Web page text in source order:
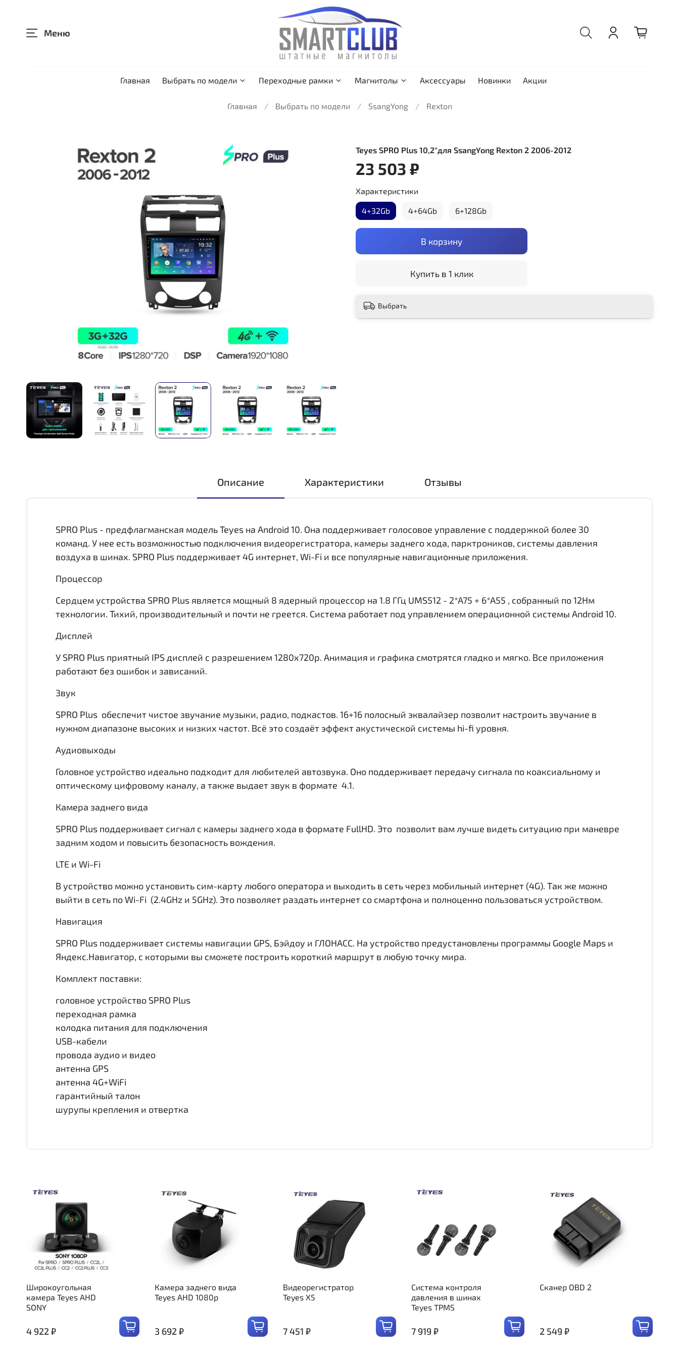
Меню
Главная Выбрать по модели Переходные рамки Магнитолы Аксессуары Новинки Акции
Главная Выбрать по модели SsangYong Rexton
Teyes SPRO Plus 10,2"для SsangYong Rexton 2 2006-2012
23 503 ₽
В корзину
Купить в 1 клик
Характеристики
4+32Gb 4+64Gb 6+128Gb
Выбрать
Описание Характеристики Отзывы
SPRO Plus - предфлагманская модель Teyes на Android 10. Она поддерживает голосовое управление с поддержкой более 30
команд. У нее есть возможностью подключения видеорегистратора, камеры заднего хода, парктроников, системы давления
воздуха в шинах. SPRO Plus поддерживает 4G интернет, Wi-Fi и все популярные навигационные приложения.
Процессор
Сердцем устройства SPRO Plus является мощный 8 ядерный процессор на 1.8 ГГц UMS512 - 2*A75 + 6*A55 , собранный по 12Нм
технологии. Тихий, производительный и почти не греется. Система работает под управлением операционной системы Android 10.
Дисплей
У SPRO Plus приятный IPS дисплей c разрешением 1280x720р. Анимация и графика смотрятся гладко и мягко. Все приложения
работают без ошибок и зависаний.
Звук
SPRO Plus обеспечит чистое звучание музыки, радио, подкастов. 16+16 полосный эквалайзер позволит настроить звучание в
нужном диапазоне высоких и низких частот. Всё это создаёт эффект акустической системы hi-fi уровня.
Аудиовыходы
Головное устройство идеально подходит для любителей автозвука. Оно поддерживает передачу сигнала по коаксиальному и
оптическому цифровому каналу, а также выдает звук в формате 4.1.
Камера заднего вида
SPRO Plus поддерживает сигнал с камеры заднего хода в формате FullHD. Это позволит вам лучше видеть ситуацию при маневре
задним ходом и повысить безопасность вождения.
LTE и Wi-Fi
В устройство можно установить сим-карту любого оператора и выходить в сеть через мобильный интернет (4G). Так же можно
выйти в сеть по Wi-Fi (2.4GHz и 5GHz). Это позволяет раздать интернет со смартфона и полноценно пользоваться устройством.
Навигация
SPRO Plus поддерживает системы навигации GPS, Бэйдоу и ГЛОНАСС. На устройство предустановлены программы Google Maps и
Яндекс.Навигатор, с которыми вы сможете построить короткий маршрут в любую точку мира.
Комплект поставки:
головное устройство SPRO Plus
переходная рамка
колодка питания для подключения
USB-кабели
провода аудио и видео
антенна GPS
антенна 4G+WiFi
гарантийный талон
шурупы крепления и отвертка
Широкоугольная
камера Teyes AHD
SONY
4 922 ₽
Камера заднего вида
Teyes AHD 1080p
3 692 ₽
Видеорегистратор
Teyes X5
7 451 ₽
Система контроля
давления в шинах
Teyes TPMS
7 919 ₽
Сканер OBD 2
2 549 ₽